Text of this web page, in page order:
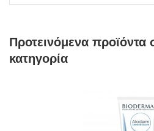
Προτεινόμενα προϊόντα
κατηγορία